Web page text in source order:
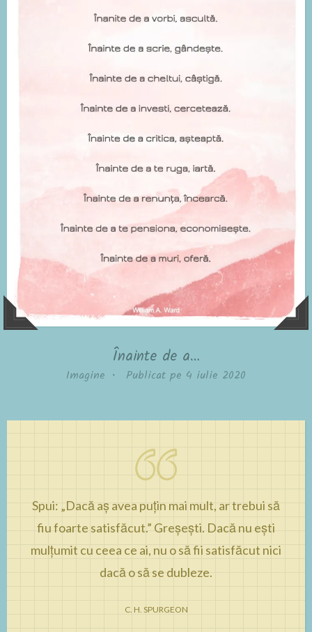
Înainte de a…
Imagine • Publicat pe 4 iulie 2020
Spui: „Dacă aş avea puţin mai mult, ar trebui să
fiu foarte satisfăcut.” Greşeşti. Dacă nu eşti
mulţumit cu ceea ce ai, nu o să fii satisfăcut nici
dacă o să se dubleze.
C. H. SPURGEON